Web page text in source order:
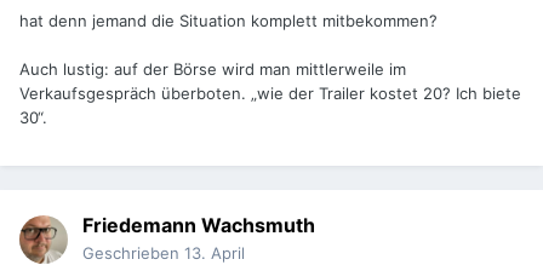
hat denn jemand die Situation komplett mitbekommen?
Auch lustig: auf der Börse wird man mittlerweile im
Verkaufsgespräch überboten. „wie der Trailer kostet 20? Ich biete
30“.
Friedemann Wachsmuth
Geschrieben 13. April